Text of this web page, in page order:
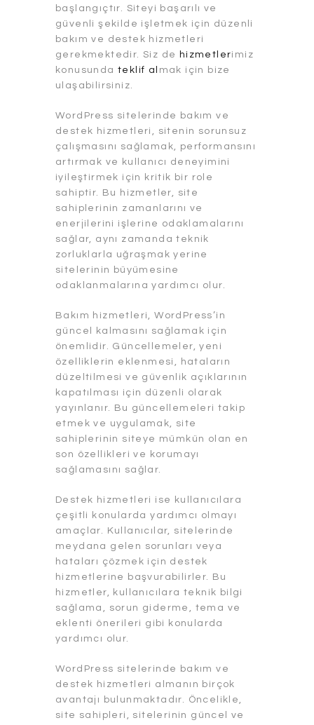
başlangıçtır. Siteyi başarılı ve
güvenli şekilde işletmek için düzenli
bakım ve destek hizmetleri
gerekmektedir. Siz de
hizmetlerimiz
konusundateklif al mak için bize
ulaşabilirsiniz.
WordPress sitelerinde bakım ve
destek hizmetleri, sitenin sorunsuz
çalışmasını sağlamak, performansını
artırmak ve kullanıcı deneyimini
iyileştirmek için kritik bir role
sahiptir. Bu hizmetler, site
sahiplerinin zamanlarını ve
enerjilerini işlerine odaklamalarını
sağlar, aynı zamanda teknik
zorluklarla uğraşmak yerine
sitelerinin büyümesine
odaklanmalarına yardımcı olur.
Bakım hizmetleri, WordPress’in
güncel kalmasını sağlamak için
önemlidir. Güncellemeler, yeni
özelliklerin eklenmesi, hataların
düzeltilmesi ve güvenlik açıklarının
kapatılması için düzenli olarak
yayınlanır. Bu güncellemeleri takip
etmek ve uygulamak, site
sahiplerinin siteye mümkün olan en
son özellikleri ve korumayı
sağlamasını sağlar.
Destek hizmetleri ise kullanıcılara
çeşitli konularda yardımcı olmayı
amaçlar. Kullanıcılar, sitelerinde
meydana gelen sorunları veya
hataları çözmek için destek
hizmetlerine başvurabilirler. Bu
hizmetler, kullanıcılara teknik bilgi
sağlama, sorun giderme, tema ve
eklenti önerileri gibi konularda
yardımcı olur.
WordPress sitelerinde bakım ve
destek hizmetleri almanın birçok
avantajı bulunmaktadır. Öncelikle,
site sahipleri, sitelerinin güncel ve